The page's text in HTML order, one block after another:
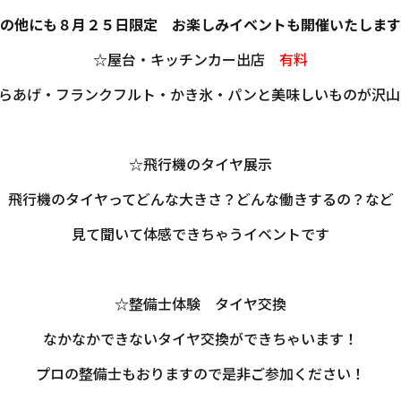
他にも８月２５日限定 お楽しみイベントも開催いたしま
☆屋台・キッチンカー出店 有料
あげ・フランクフルト・かき氷・パンと美味しいものが沢山
☆飛行機のタイヤ展示
飛行機のタイヤってどんな大きさ？どんな働きするの？など
見て聞いて体感できちゃうイベントです
☆整備士体験 タイヤ交換
なかなかできないタイヤ交換ができちゃいます！
プロの整備士もおりますので是非ご参加ください！